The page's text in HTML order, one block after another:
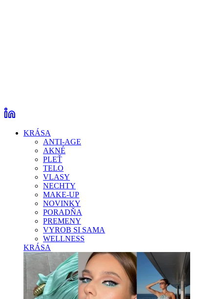
KRÁSA
ANTI-AGE
AKNÉ
PLEŤ
TELO
VLASY
NECHTY
MAKE-UP
NOVINKY
PORADŇA
PREMENY
VYROB SI SAMA
WELLNESS
KRÁSA